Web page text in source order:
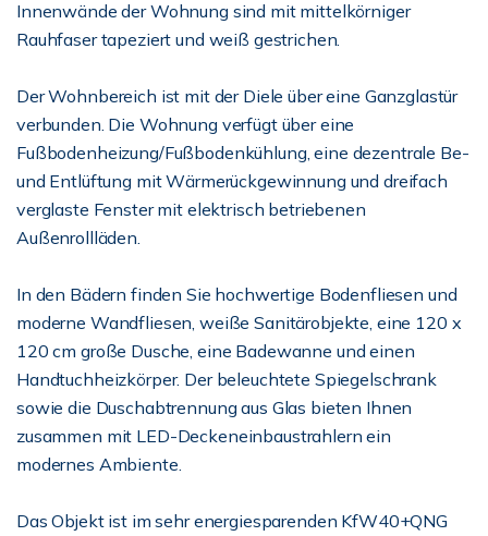
Innenwände der Wohnung sind mit mittelkörniger
Rauhfaser tapeziert und weiß gestrichen.
Der Wohnbereich ist mit der Diele über eine Ganzglastür
verbunden. Die Wohnung verfügt über eine
Fußbodenheizung/Fußbodenkühlung, eine dezentrale Be-
und Entlüftung mit Wärmerückgewinnung und dreifach
verglaste Fenster mit elektrisch betriebenen
Außenrollläden.
In den Bädern finden Sie hochwertige Bodenfliesen und
moderne Wandfliesen, weiße Sanitärobjekte, eine 120 x
120 cm große Dusche, eine Badewanne und einen
Handtuchheizkörper. Der beleuchtete Spiegelschrank
sowie die Duschabtrennung aus Glas bieten Ihnen
zusammen mit LED-Deckeneinbaustrahlern ein
modernes Ambiente.
Das Objekt ist im sehr energiesparenden KfW40+QNG